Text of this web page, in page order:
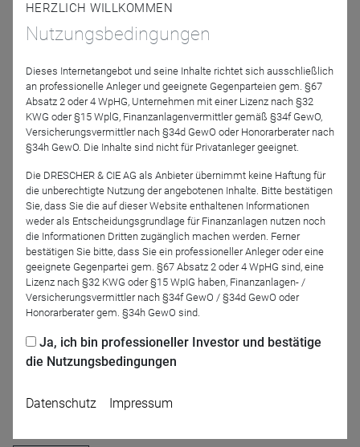
Assenagon Asset
Management S.A.
Moderation
Tobias Ritter
Assenagon Asset
Jetzt für das Partner-Webinar anmelden
HERZLICH WILLKOMMEN
Nutzungsbedingungen
Dieses Internetangebot und seine Inhalte richtet sich ausschließlich
an professionelle Anleger und geeignete Gegenparteien gem. §67
Absatz 2 oder 4 WpHG, Unternehmen mit einer Lizenz nach §32
KWG oder §15 WplG, Finanzanlagenvermittler gemäß §34f GewO,
Versicherungsvermittler nach §34d GewO oder Honorarberater nach
§34h GewO. Die Inhalte sind nicht für Privatanleger geeignet.
Die DRESCHER & CIE AG als Anbieter übernimmt keine Haftung für
die unberechtigte Nutzung der angebotenen Inhalte. Bitte bestätigen
Sie, dass Sie die auf dieser Website enthaltenen Informationen
weder als Entscheidungsgrundlage für Finanzanlagen nutzen noch
die Informationen Dritten zugänglich machen werden. Ferner
bestätigen Sie bitte, dass Sie ein professioneller Anleger oder eine
geeignete Gegenpartei gem. §67 Absatz 2 oder 4 WpHG sind, eine
Lizenz nach §32 KWG oder §15 WpIG haben, Finanzanlagen- /
Versicherungsvermittler nach §34f GewO / §34d GewO oder
Honorarberater gem. §34h GewO sind.
Ja, ich bin professioneller Investor und bestätige
die Nutzungsbedingungen
Datenschutz Impressum